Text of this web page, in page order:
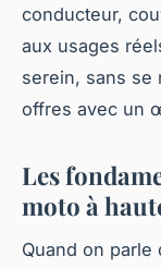
conducteur,
aux usages
serein, sans se
offres avec un
Les
moto à
Quand on parle